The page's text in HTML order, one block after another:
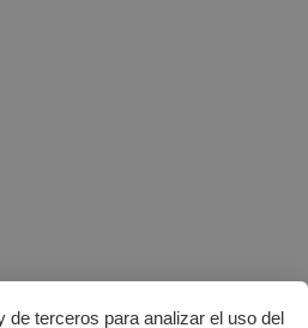
terceros para analizar el uso del